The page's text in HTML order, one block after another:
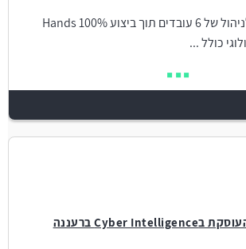
דרוש/ה VP R&D לניהול של 6 עובדים תוך ביצוע 100% Hands